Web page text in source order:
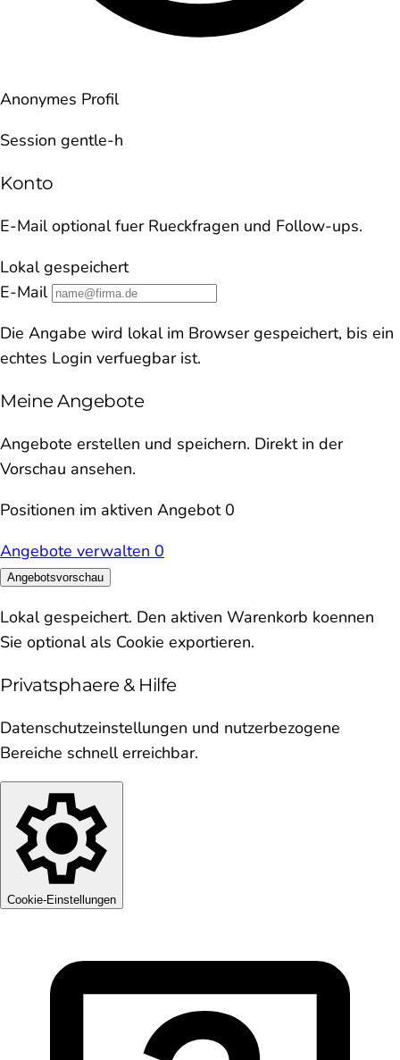
Anonymes Profil
Session gentle-h
Konto
E-Mail optional fuer Rueckfragen und Follow-ups.
Lokal gespeichert
E-Mail
Die Angabe wird lokal im Browser gespeichert, bis ein
echtes Login verfuegbar ist.
Meine Angebote
Angebote erstellen und speichern. Direkt in der
Vorschau ansehen.
Positionen im aktiven Angebot 0
Angebote verwalten 0
Angebotsvorschau
Lokal gespeichert. Den aktiven Warenkorb koennen
Sie optional als Cookie exportieren.
Privatsphaere & Hilfe
Datenschutzeinstellungen und nutzerbezogene
Bereiche schnell erreichbar.
Cookie-Einstellungen